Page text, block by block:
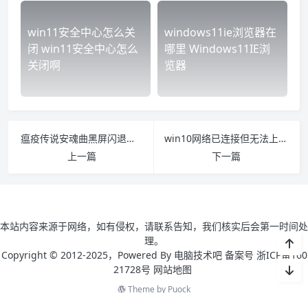
win11安全中心怎么关
闭 win11安全中心怎么
关闭啊
windows11ie浏览器在
哪里 Windows11IE浏
览器
瘟疫传说安魂曲黑屏闪退怎么办 瘟疫传说:安魂曲
上一篇
win10网络已连接但无法上网怎么办 win10网络连接但是无法上网
下一篇
本站内容来源于网络，如有侵权，请联系告知，我们核实后会第一时间处
理。
Copyright © 2012-2025，Powered By 电脑技术吧 备案号 浙ICP备160
21728号 网站地图
Theme by Puock